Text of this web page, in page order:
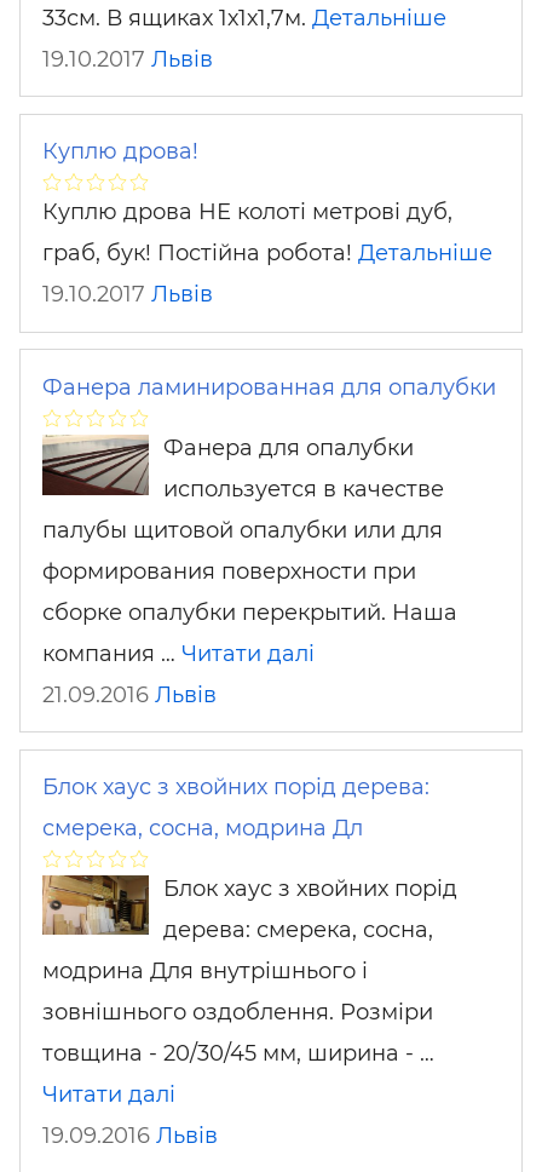
33см. В ящиках 1х1х1,7м. Детальніше
19.10.2017 Львів
Куплю дрова!
Куплю дрова НЕ колоті метрові дуб,
граб, бук! Постійна робота! Детальніше
19.10.2017 Львів
Фанера ламинированная для опалубки
Фанера для опалубки
используется в качестве
палубы щитовой опалубки или для
формирования поверхности при
сборке опалубки перекрытий. Наша
компания … Читати далі
21.09.2016 Львів
Блок хаус з хвойних порід дерева:
смерека, сосна, модрина Дл
Блок хаус з хвойних порід
дерева: смерека, сосна,
модрина Для внутрішнього і
зовнішнього оздоблення. Розміри
товщина - 20/30/45 мм, ширина - …
Читати далі
19.09.2016 Львів